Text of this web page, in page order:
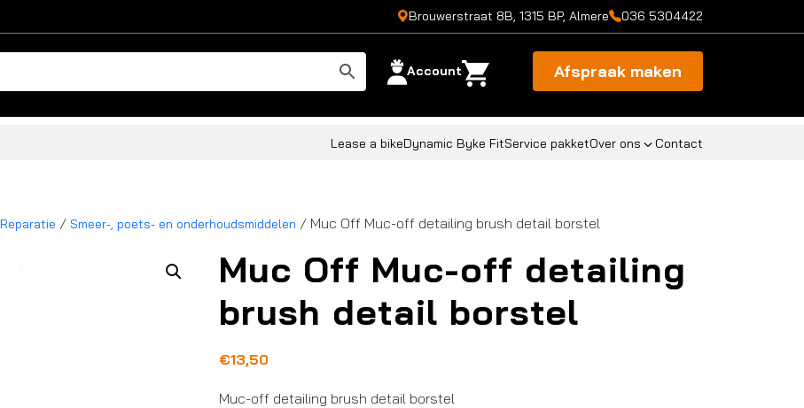
Brouwerstraat 8B, 1315 BP, Almere 036 5304422
Account Afspraak maken
Lease a bikeDynamic Byke FitService pakketOver ons Contact
/ Smeer-, poets- en onderhoudsmiddelen / Muc Off Muc-off detailing brush detail borstel
Muc Off Muc-off detailing
brush detail borstel
€13,50
Muc-off detailing brush detail borstel